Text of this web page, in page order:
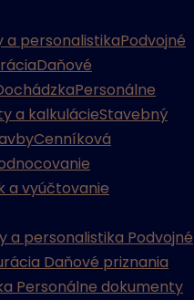
a personalistikaPodvojné
Daňové
Personálne
a kalkulácieStavebný
Cenníková
a vyúčtovanie
a personalistika Podvojné
Daňové priznania
Personálne dokumenty